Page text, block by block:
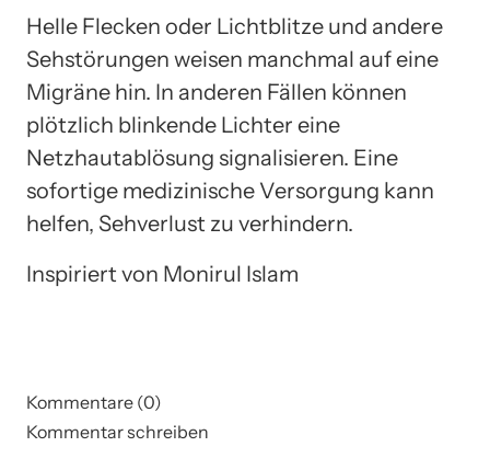
Helle Flecken oder Lichtblitze und andere
Sehstörungen weisen manchmal auf eine
Migräne hin. In anderen Fällen können
plötzlich blinkende Lichter eine
Netzhautablösung signalisieren. Eine
sofortige medizinische Versorgung kann
helfen, Sehverlust zu verhindern.
Inspiriert von Monirul Islam
Kommentare (0)
Kommentar schreiben